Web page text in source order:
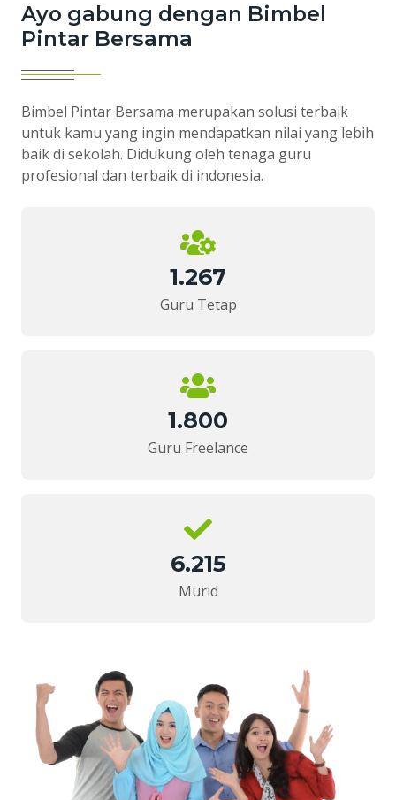
Ayo gabung dengan Bimbel
Pintar Bersama
Bimbel Pintar Bersama merupakan solusi terbaik
untuk kamu yang ingin mendapatkan nilai yang lebih
baik di sekolah. Didukung oleh tenaga guru
profesional dan terbaik di indonesia.
1.267
Guru Tetap
1.800
Guru Freelance
6.215
Murid